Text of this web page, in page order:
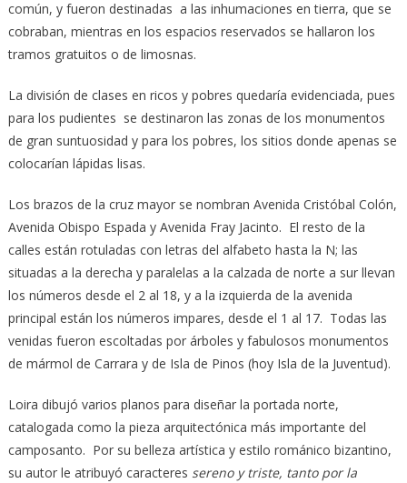
común, y fueron destinadas a las inhumaciones en tierra, que se
cobraban, mientras en los espacios reservados se hallaron los
tramos gratuitos o de limosnas.
La división de clases en ricos y pobres quedaría evidenciada, pues
para los pudientes se destinaron las zonas de los monumentos
de gran suntuosidad y para los pobres, los sitios donde apenas se
colocarían lápidas lisas.
Los brazos de la cruz mayor se nombran Avenida Cristóbal Colón,
Avenida Obispo Espada y Avenida Fray Jacinto. El resto de la
calles están rotuladas con letras del alfabeto hasta la N; las
situadas a la derecha y paralelas a la calzada de norte a sur llevan
los números desde el 2 al 18, y a la izquierda de la avenida
principal están los números impares, desde el 1 al 17. Todas las
venidas fueron escoltadas por árboles y fabulosos monumentos
de mármol de Carrara y de Isla de Pinos (hoy Isla de la Juventud).
Loira dibujó varios planos para diseñar la portada norte,
catalogada como la pieza arquitectónica más importante del
camposanto. Por su belleza artística y estilo románico bizantino,
su autor le atribuyó caracteres sereno y triste, tanto por la